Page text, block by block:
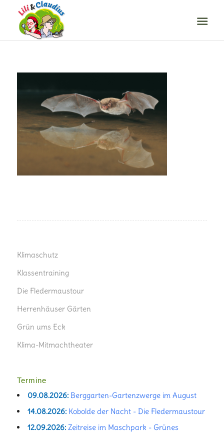
Klimaschutz
Klassentraining
Die Fledermaustour
Herrenhäuser Gärten
Grün ums Eck
Klima-Mitmachtheater
Termine
09.08.2026: Berggarten-Gartenzwerge im August
14.08.2026: Kobolde der Nacht - Die Fledermaustour
12.09.2026: Zeitreise im Maschpark - Grünes